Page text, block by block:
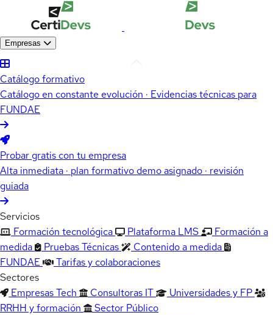
Empresas
Catálogo formativo
Catálogo en constante evolución · Evidencias técnicas para
FUNDAE
Probar gratis con tu empresa
Alta inmediata · plan formativo demo asignado · revisión
guiada
Servicios
Formación tecnológica
Plataforma LMS
Formación a
medida
Pruebas Técnicas
Contenido a medida
FUNDAE
Tarifas y colaboraciones
Sectores
Empresas Tech
Consultoras IT
Universidades y FP
RRHH y formación
Sector Público